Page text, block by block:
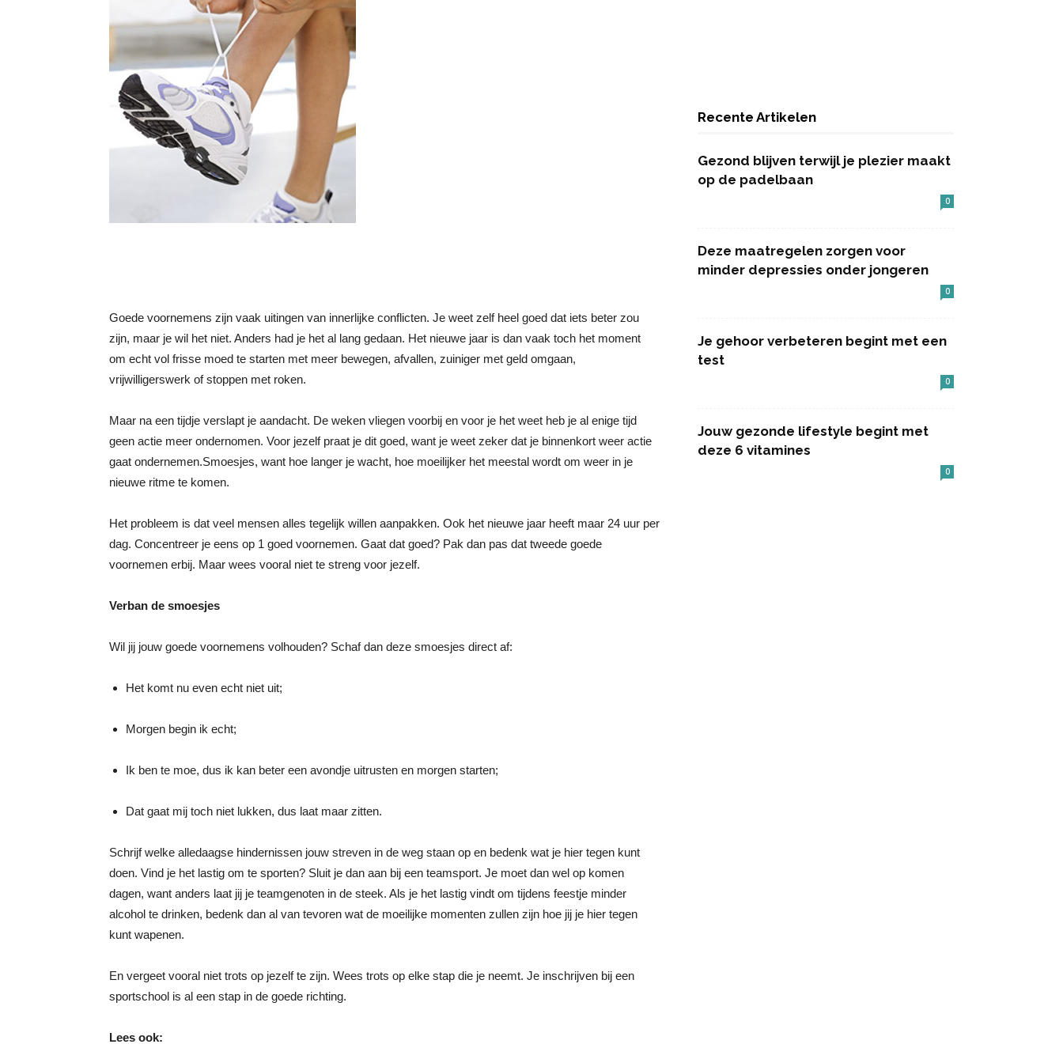
Goede voornemens zijn vaak uitingen van innerlijke conflicten. Je weet zelf heel goed dat iets beter zou
zijn, maar je wil het niet. Anders had je het al lang gedaan. Het nieuwe jaar is dan vaak toch het moment
om echt vol frisse moed te starten met meer bewegen, afvallen, zuiniger met geld omgaan,
vrijwilligerswerk of stoppen met roken.
Maar na een tijdje verslapt je aandacht. De weken vliegen voorbij en voor je het weet heb je al enige tijd
geen actie meer ondernomen. Voor jezelf praat je dit goed, want je weet zeker dat je binnenkort weer actie
gaat ondernemen.Smoesjes, want hoe langer je wacht, hoe moeilijker het meestal wordt om weer in je
nieuwe ritme te komen.
Het probleem is dat veel mensen alles tegelijk willen aanpakken. Ook het nieuwe jaar heeft maar 24 uur per
dag. Concentreer je eens op 1 goed voornemen. Gaat dat goed? Pak dan pas dat tweede goede
voornemen erbij. Maar wees vooral niet te streng voor jezelf.
Verban de smoesjes
Wil jij jouw goede voornemens volhouden? Schaf dan deze smoesjes direct af:
Het komt nu even echt niet uit;
Morgen begin ik echt;
Ik ben te moe, dus ik kan beter een avondje uitrusten en morgen starten;
Dat gaat mij toch niet lukken, dus laat maar zitten.
Schrijf welke alledaagse hindernissen jouw streven in de weg staan op en bedenk wat je hier tegen kunt
doen. Vind je het lastig om te sporten? Sluit je dan aan bij een teamsport. Je moet dan wel op komen
dagen, want anders laat jij je teamgenoten in de steek. Als je het lastig vindt om tijdens feestje minder
alcohol te drinken, bedenk dan al van tevoren wat de moeilijke momenten zullen zijn hoe jij je hier tegen
kunt wapenen.
En vergeet vooral niet trots op jezelf te zijn. Wees trots op elke stap die je neemt. Je inschrijven bij een
sportschool is al een stap in de goede richting.
Lees ook:
Recente Artikelen
Gezond blijven terwijl je plezier maakt
op de padelbaan
0
Deze maatregelen zorgen voor
minder depressies onder jongeren
0
Je gehoor verbeteren begint met een
test
0
Jouw gezonde lifestyle begint met
deze 6 vitamines
0